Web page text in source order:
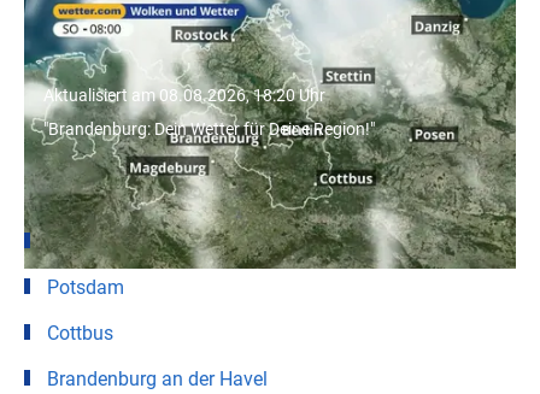
"Brandenburg: Dein Wetter für Deine
Region!"
Aktualisiert am 08.08.2026, 18:20 Uhr
"Brandenburg: Dein Wetter für Deine Region!"
Wetter für Städte in Brandenburg
Berlin
Potsdam
Cottbus
Brandenburg an der Havel